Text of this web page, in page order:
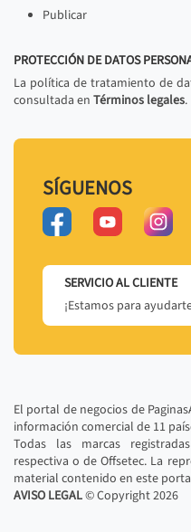
Publicar
PROTECCIÓN DE DATOS
La política de tratamiento de
consultada en Términos legales.
SÍGUENOS
SERVICIO AL CLIENTE
¡Estamos para
El portal de negocios de
información comercial de 11
Todas las marcas
respectiva o de Offsetec. La
material contenido en este
AVISO LEGAL© Copyright2026